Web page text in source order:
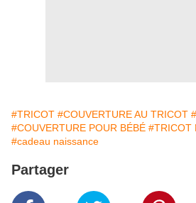
#TRICOT #COUVERTURE AU TRICOT
#COUVERTURE POUR BÉBÉ #TRICOT
#cadeau naissance
Partager